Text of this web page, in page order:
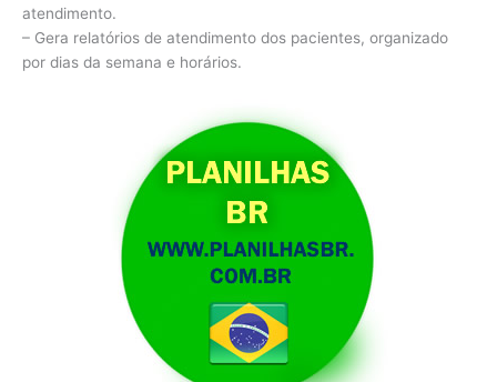
atendimento.
– Gera relatórios de atendimento dos pacientes, organizado
por dias da semana e horários.